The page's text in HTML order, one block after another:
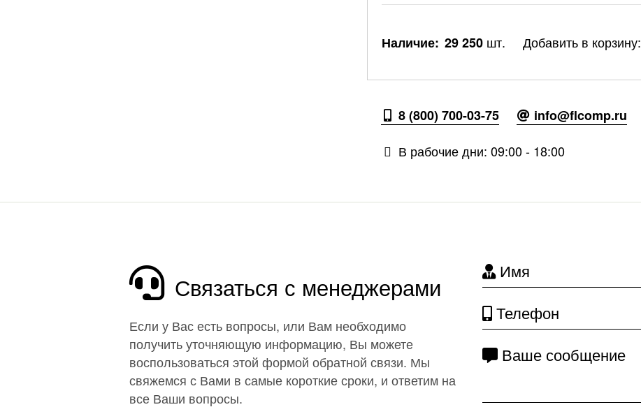
Наличие: 29 250шт. Добавить в корзину:
8 (800) 700-03-75 info@flcomp.ru
В рабочие дни: 09:00 - 18:00
Связаться с менеджерами
Если у Вас есть вопросы, или Вам необходимо
получить уточняющую информацию, Вы можете
воспользоваться этой формой обратной связи. Мы
свяжемся с Вами в самые короткие сроки, и ответим на
все Ваши вопросы.
Имя
Телефон
Ваше сообщение